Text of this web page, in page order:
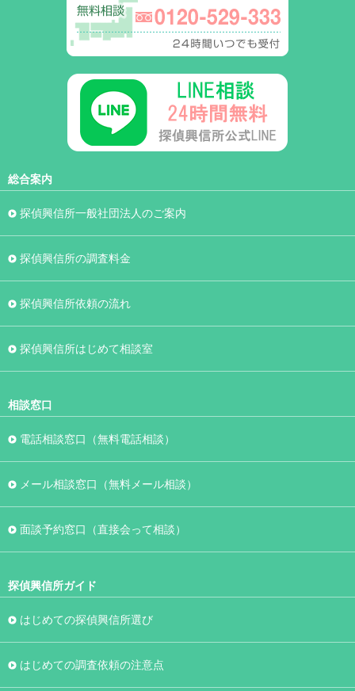
総合案内
探偵興信所一般社団法人のご案内
探偵興信所の調査料金
探偵興信所依頼の流れ
探偵興信所はじめて相談室
相談窓口
電話相談窓口（無料電話相談）
メール相談窓口（無料メール相談）
面談予約窓口（直接会って相談）
探偵興信所ガイド
はじめての探偵興信所選び
はじめての調査依頼の注意点